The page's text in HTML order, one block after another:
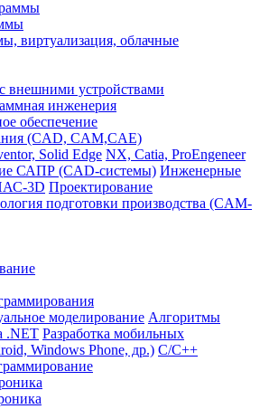
виртуализация, облачные
внешними устройствами
инженерия
обеспечение
(CAD, CAM,CAE)
Solid Edge NX, Catia, ProEngeneer
САПР (CAD-системы) Инженерные
3D Проектирование
подготовки производства (CAM-
моделирование Алгоритмы
.NET Разработка мобильных
Windows Phone, др.) С/С++